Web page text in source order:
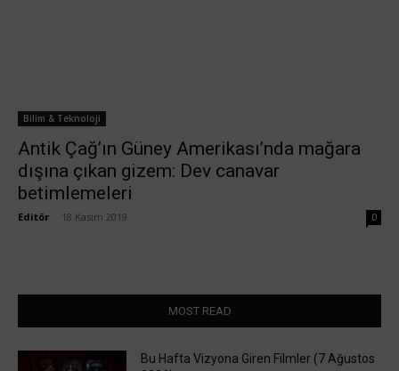
Bilim & Teknoloji
Antik Çağ’ın Güney Amerikası’nda mağara
dışına çıkan gizem: Dev canavar
betimlemeleri
Editör 18 Kasım 2019 0
MOST READ
Bu Hafta Vizyona Giren Filmler (7 Ağustos